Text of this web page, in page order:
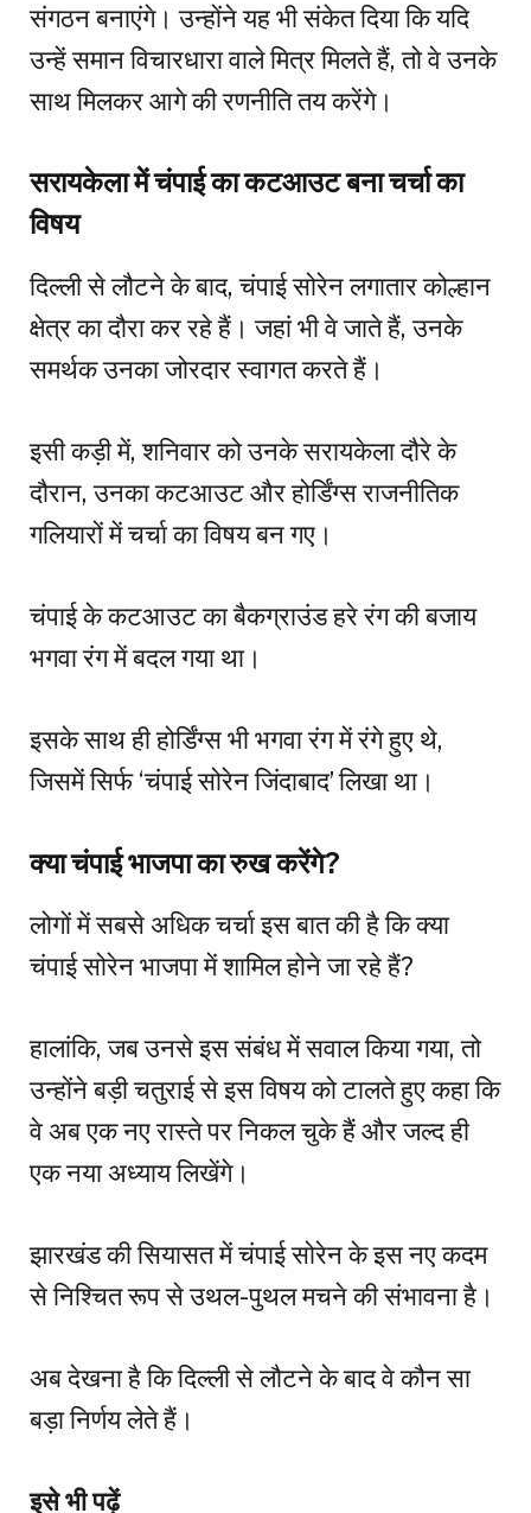
संगठन बनाएंगे। उन्होंने यह भी संकेत दिया कि यदि
उन्हें समान विचारधारा वाले मित्र मिलते हैं, तो वे उनके
साथ मिलकर आगे की रणनीति तय करेंगे।
सरायकेला में चंपाई का कटआउट बना चर्चा का
विषय
दिल्ली से लौटने के बाद, चंपाई सोरेन लगातार कोल्हान
क्षेत्र का दौरा कर रहे हैं। जहां भी वे जाते हैं, उनके
समर्थक उनका जोरदार स्वागत करते हैं।
इसी कड़ी में, शनिवार को उनके सरायकेला दौरे के
दौरान, उनका कटआउट और होर्डिंग्स राजनीतिक
गलियारों में चर्चा का विषय बन गए।
चंपाई के कटआउट का बैकग्राउंड हरे रंग की बजाय
भगवा रंग में बदल गया था।
इसके साथ ही होर्डिंग्स भी भगवा रंग में रंगे हुए थे,
जिसमें सिर्फ ‘चंपाई सोरेन जिंदाबाद’ लिखा था।
क्या चंपाई भाजपा का रुख करेंगे?
लोगों में सबसे अधिक चर्चा इस बात की है कि क्या
चंपाई सोरेन भाजपा में शामिल होने जा रहे हैं?
हालांकि, जब उनसे इस संबंध में सवाल किया गया, तो
उन्होंने बड़ी चतुराई से इस विषय को टालते हुए कहा कि
वे अब एक नए रास्ते पर निकल चुके हैं और जल्द ही
एक नया अध्याय लिखेंगे।
झारखंड की सियासत में चंपाई सोरेन के इस नए कदम
से निश्चित रूप से उथल-पुथल मचने की संभावना है।
अब देखना है कि दिल्ली से लौटने के बाद वे कौन सा
बड़ा निर्णय लेते हैं।
इसे भी पढ़ें